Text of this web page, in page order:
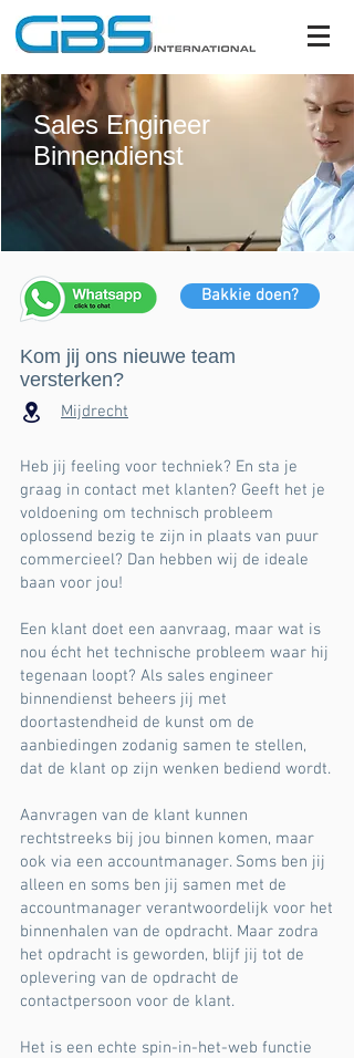
Sales Engineer
Binnendienst
Bakkie doen?
Kom jij ons nieuwe team
versterken?
Mijdrecht
Heb jij feeling voor techniek? En sta je
graag in contact met klanten? Geeft het je
voldoening om technisch probleem
oplossend bezig te zijn in plaats van puur
commercieel? Dan hebben wij de ideale
baan voor jou!
Een klant doet een aanvraag, maar wat is
nou écht het technische probleem waar hij
tegenaan loopt? Als sales engineer
binnendienst beheers jij met
doortastendheid de kunst om de
aanbiedingen zodanig samen te stellen,
dat de klant op zijn wenken bediend wordt.
Aanvragen van de klant kunnen
rechtstreeks bij jou binnen komen, maar
ook via een accountmanager. Soms ben jij
alleen en soms ben jij samen met de
accountmanager verantwoordelijk voor het
binnenhalen van de opdracht. Maar zodra
het opdracht is geworden, blijf jij tot de
oplevering van de opdracht de
contactpersoon voor de klant.
Het is een echte spin-in-het-web functie